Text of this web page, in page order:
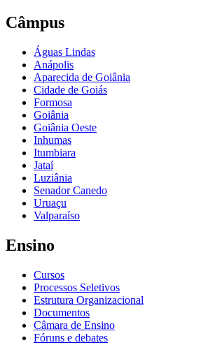
Câmpus
Águas Lindas
Anápolis
Aparecida de Goiânia
Cidade de Goiás
Formosa
Goiânia
Goiânia Oeste
Inhumas
Itumbiara
Jataí
Luziânia
Senador Canedo
Uruaçu
Valparaíso
Ensino
Cursos
Processos Seletivos
Estrutura Organizacional
Documentos
Câmara de Ensino
Fóruns e debates